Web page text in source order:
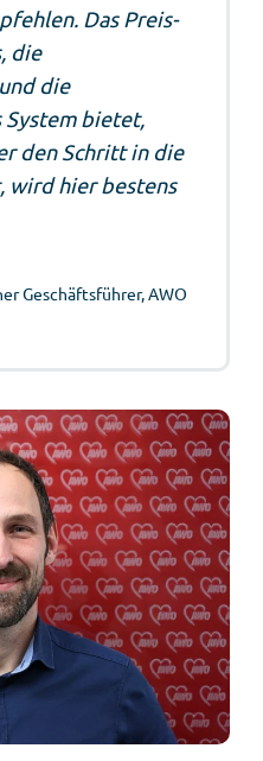
Das Preis-
die
die
System bietet,
den Schritt in die
wird hier bestens
Geschäftsführer, AWO